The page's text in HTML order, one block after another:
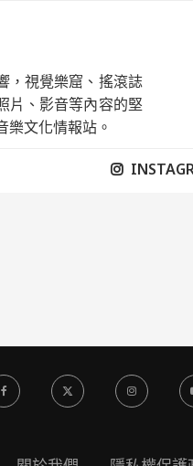
，視覺樂窟、搖滾誌
片、影音等內容的堅
文化情報站。